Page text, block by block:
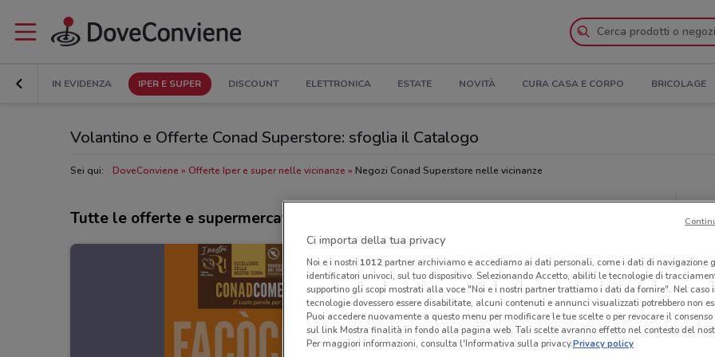
IN EVIDENZA IPER E SUPER DISCOUNT ELETTRONICA ESTATE NOVITÀ CURA CASA E CORPO BRICOLAGE
Volantino e Offerte Conad Superstore: sfoglia il Catalogo
Sei qui: DoveConviene Offerte Iper e super nelle vicinanze Negozi Conad Superstore nelle vicinanze
Tutte le offerte e supermercati Conad Superstore
Ci importa della tua privacy
Noi e i nostri 1012partner archiviamo e accediamo ai dati personali, come i dati di navigazione
identificatori univoci, sul tuo dispositivo. Selezionando Accetto, abiliti le tecnologie di
supportino gli scopi mostrati alla voce "Noi e i nostri partner trattiamo i dati da fornire". Nel caso
tecnologie dovessero essere disabilitate, alcuni contenuti e annunci visualizzati potrebbero non
Puoi accedere nuovamente a questo menu per modificare le tue scelte o per revocare il
sul link Mostra finalità in fondo alla pagina web. Tali scelte avranno effetto nel contesto del
Per maggiori informazioni, consulta l'Informativa sulla privacy.Privacy policy